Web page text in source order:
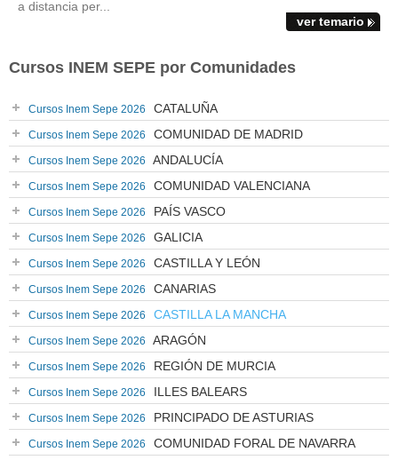
a distancia per...
ver temario
Cursos INEM SEPE por Comunidades
Cursos Inem Sepe 2026 CATALUÑA
Cursos Inem Sepe 2026 COMUNIDAD DE MADRID
Cursos Inem Sepe 2026 ANDALUCÍA
Cursos Inem Sepe 2026 COMUNIDAD VALENCIANA
Cursos Inem Sepe 2026 PAÍS VASCO
Cursos Inem Sepe 2026 GALICIA
Cursos Inem Sepe 2026 CASTILLA Y LEÓN
Cursos Inem Sepe 2026 CANARIAS
Cursos Inem Sepe 2026 CASTILLA LA MANCHA
Cursos Inem Sepe 2026 ARAGÓN
Cursos Inem Sepe 2026 REGIÓN DE MURCIA
Cursos Inem Sepe 2026 ILLES BALEARS
Cursos Inem Sepe 2026 PRINCIPADO DE ASTURIAS
Cursos Inem Sepe 2026 COMUNIDAD FORAL DE NAVARRA